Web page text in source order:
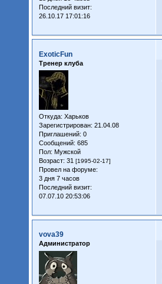
Последний визит:
26.10.17 17:01:16
ExoticFun
Тренер клуба
Откуда: Харьков
Зарегистрирован: 21.04.08
Приглашений: 0
Сообщений: 685
Пол: Мужской
Возраст: 31 [1995-02-17]
Провел на форуме:
3 дня 7 часов
Последний визит:
07.07.10 20:53:06
vova39
Администратор